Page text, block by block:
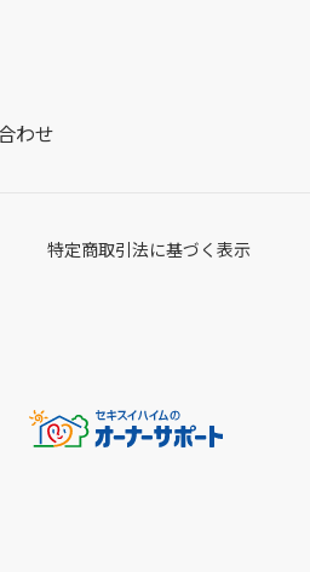
わせ
特定商取引法に基づく表示